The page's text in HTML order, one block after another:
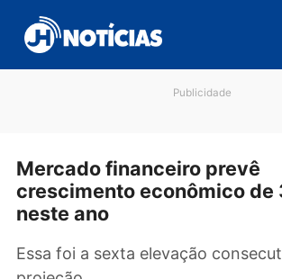
para
conteúdo
Mercado financeiro
crescimento econômico